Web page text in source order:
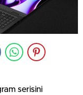
serisini